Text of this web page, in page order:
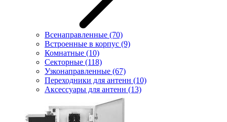
Всенаправленные (70)
Встроенные в корпус (9)
Комнатные (10)
Секторные (118)
Узконаправленные (67)
Переходники для антенн (10)
Аксессуары для антенн (13)